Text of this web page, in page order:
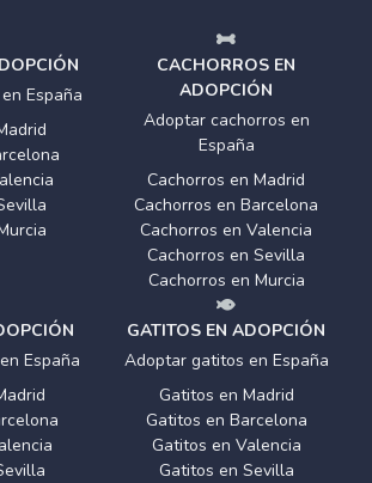
España
CACHORROS EN
ADOPCIÓN
Adoptar cachorros en
España
Cachorros en Madrid
Cachorros en Barcelona
Cachorros en Valencia
Cachorros en Sevilla
Cachorros en Murcia
España
GATITOS EN ADOPCIÓN
Adoptar gatitos en España
Gatitos en Madrid
Gatitos en Barcelona
Gatitos en Valencia
Gatitos en Sevilla